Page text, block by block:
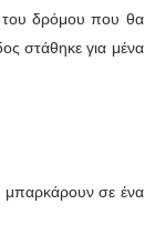
του δρόμου που θα
στάθηκε για μένα
μπαρκάρουν σε ένα